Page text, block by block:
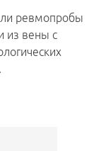
ревмопробы
из вены с